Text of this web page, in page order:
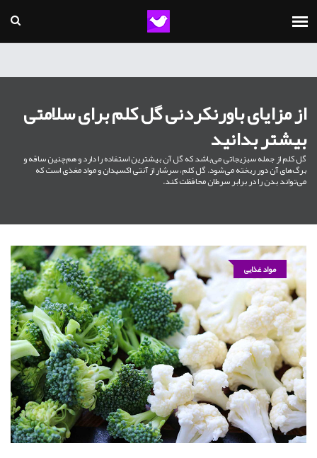
از مزایای باورنکردنی گل کلم برای سلامتی
بیشتر بدانید
گل کلم از جمله سبزیجاتی می‌باشد که گل آن بیشترین استفاده را دارد و هم‌چنین ساقه و
برگ‌های آن دور ریخته می‌شود. گل کلم، سرشار از آنتی اکسیدان و مواد مغذی است که
می‌تواند بدن را در برابر سرطان محافظت کند.
مواد غذایی